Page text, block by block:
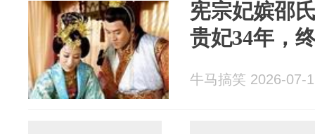
宪宗妃嫔邵
贵妃34年，
牛马搞笑 2026-07-